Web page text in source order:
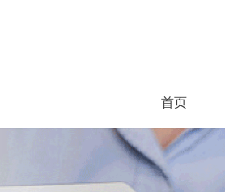
首页